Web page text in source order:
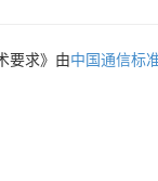
要求》由中国通信标